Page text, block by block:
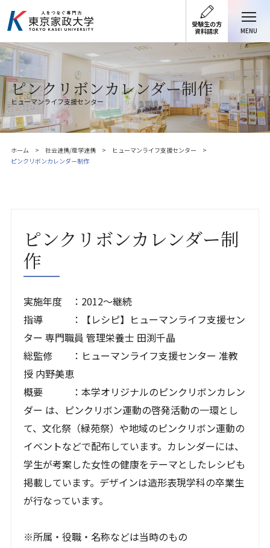
受験生の方
資料請求
MENU
ピンクリボンカレンダー制作
ヒューマンライフ支援センター
ホーム 社会連携/産学連携
ヒューマンライフ支援センター
ピンクリボンカレンダー制作
ピンクリボンカレンダー制
作
実施年度 ：2012〜継続
指導 ：【レシピ】ヒューマンライフ支援セン
ター 専門職員 管理栄養士 田渕千晶
総監修 ：ヒューマンライフ支援センター 准教
授 内野美恵
概要 ：本学オリジナルのピンクリボンカレン
ダー は、ピンクリボン運動の啓発活動の一環とし
て、文化祭（緑苑祭）や地域のピンクリボン運動の
イベントなどで配布しています。カレンダーには、
学生が考案した女性の健康をテーマとしたレシピも
掲載しています。デザインは造形表現学科の卒業生
が行なっています。
※所属・役職・名称などは当時のもの